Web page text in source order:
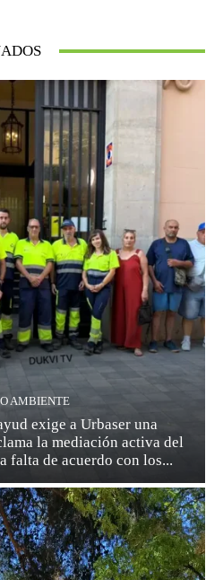
AMBIENTE
exige a Urbaser una
la mediación activa del
falta de acuerdo con los...